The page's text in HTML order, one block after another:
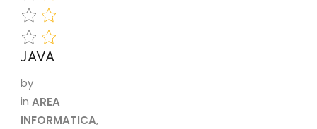
JAVA
by
in AREA
INFORMATICA,